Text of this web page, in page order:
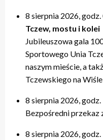
8 sierpnia 2026, godz.
Tczew, mostu i kolei
Jubileuszowa gala
Sportowego Unia
naszym mieście, a
Tczewskiego na
8 sierpnia 2026, godz.
Bezpośredni przekaz
8 sierpnia 2026, godz.